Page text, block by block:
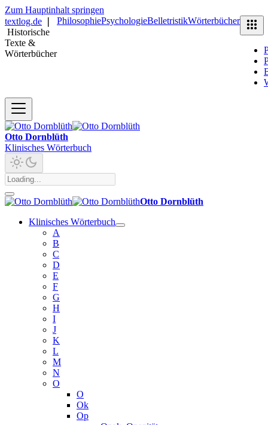
Zum Hauptinhalt springen
textlog.de
Historische
Texte &
Wörterbücher
PhilosophiePsychologieBelletristikWörterbücher
Otto Dornblüth
Klinisches Wörterbuch
Otto Dornblüth
Klinisches Wörterbuch
A
B
C
D
E
F
G
H
I
J
K
L
M
N
O
O
Ok
Op